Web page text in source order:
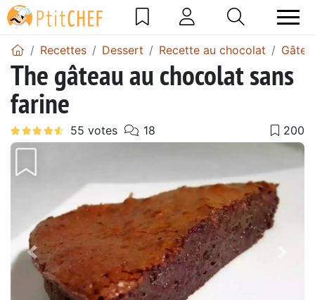
Recettes Dessert Recette au chocolat
The gâteau au chocolat sans
farine
Précédent